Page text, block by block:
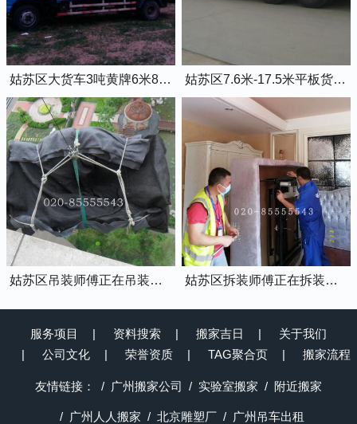
姑苏区大货车3吨黄牌6米8的厢式货车 姑苏区7.6米-17.5米平板货车出租
姑苏区吊装师傅正在吊装物品上楼 姑苏区拆装师傅正在拆装家具
服务项目 资料搜索 搬家吉日
关于我们
公司文化
荣誉资质 TAG聚合页 搬家流程
友情链接： 广州搬家公司 实验室搬家 附近搬家
广州人人搬家 北京雕塑厂 广州吊车出租